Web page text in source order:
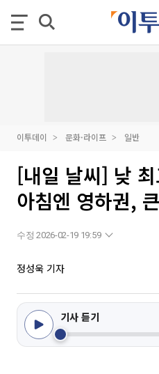
이투데이 문화·라이프 일반
[내일 날씨] 낮
아침엔 영하권,
수정 2026-02-19 19:59
정성욱 기자
기사 듣기